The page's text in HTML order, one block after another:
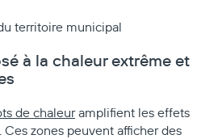
territoire municipal
à la chaleur extrême et
de chaleuramplifient les effets
Ces zones peuvent afficher des